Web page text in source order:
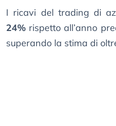
I ricavi del trading di
24% rispetto all’anno
superando la stima di